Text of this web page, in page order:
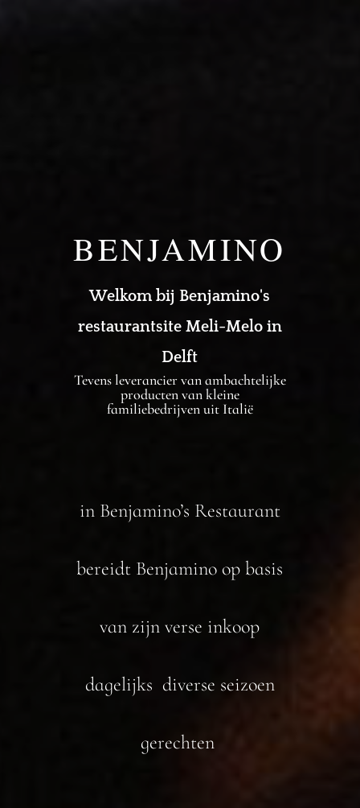
BENJAMINO
Welkom bij Benjamino's
restaurantsite Meli-Melo in
Delft
Tevens leverancier van ambachtelijke
producten van kleine
familiebedrijven uit Italië
in Benjamino’s Restaurant
bereidt Benjamino op basis
van zijn verse inkoop
dagelijks diverse seizoen
gerechten